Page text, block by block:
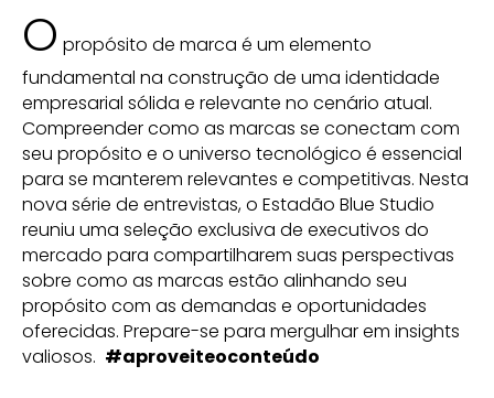
O propósito de marca é um elemento
fundamental na construção de uma identidade
empresarial sólida e relevante no cenário atual.
Compreender como as marcas se conectam com
seu propósito e o universo tecnológico é essencial
para se manterem relevantes e competitivas. Nesta
nova série de entrevistas, o Estadão Blue Studio
reuniu uma seleção exclusiva de executivos do
mercado para compartilharem suas perspectivas
sobre como as marcas estão alinhando seu
propósito com as demandas e oportunidades
oferecidas. Prepare-se para mergulhar em insights
valiosos. #aproveiteoconteúdo